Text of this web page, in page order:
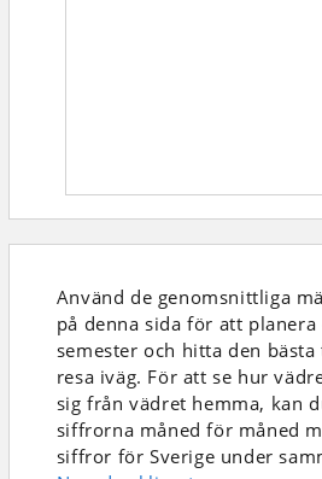
Använd de genomsnittliga
på denna sida för att planera
semester och hitta den
resa iväg. För att se hur
sig från vädret hemma, kan
siffrorna måned för måned
siffror för Sverige under